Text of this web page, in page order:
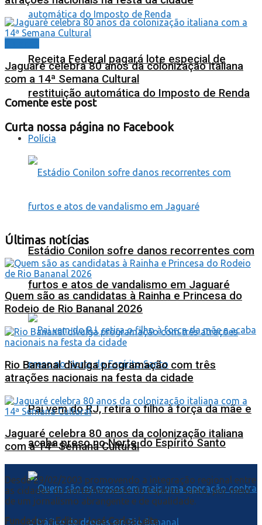
Receita Federal pagará lote especial de
restituição automática do Imposto de Renda
Polícia
Estádio Conilon sofre danos recorrentes com
furtos e atos de vandalismo em Jaguaré
Pai vem do RJ, retira o filho à força da mãe e
acaba preso no Norte do Espírito Santo
Jaguaré celebra 80 anos da colonização italiana
com a 14ª Semana Cultural
Comente este post
Curta nossa página no Facebook
Últimas notícias
Quem são as candidatas à Rainha e Princesa do
Rodeio de Rio Bananal 2026
Rio Bananal divulga programação com três
atrações nacionais na festa da cidade
Jaguaré celebra 80 anos da colonização italiana
com a 14ª Semana Cultural
Desde 29/02/2003 promovendo a integração regional entre
as cidades do norte/noroeste do Espírito Santo, por meio
de um jornalismo abrangente e de qualidade.
Fundador e Editor: José Carlos Leite